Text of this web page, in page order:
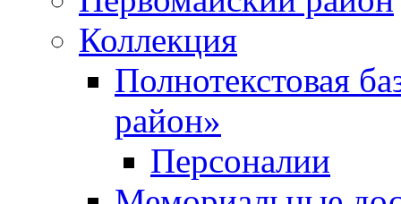
Коллекция
Полнотекстовая
район»
Персоналии